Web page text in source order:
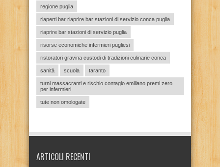
regione puglia
riaperti bar riaprire bar stazioni di servizio conca puglia
riaprire bar stazioni di servizio puglia
risorse economiche infermieri pugliesi
ristoratori gravina custodi di tradizioni culinarie conca
sanità scuola taranto
turni massacranti e rischio contagio emiliano premi zero
per infermieri
tute non omologate
ARTICOLI RECENTI